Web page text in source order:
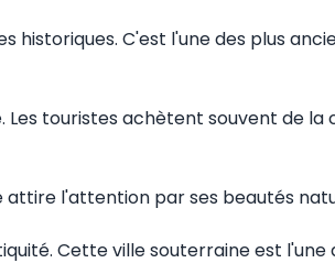
historiques. C'est l'une des plus
Les touristes achètent souvent de la
attire l'attention par ses beautés
Cette ville souterraine est l'une